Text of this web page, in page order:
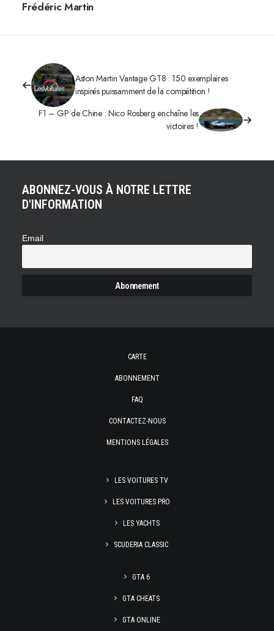
Frédéric Martin
Aston Martin Vantage GT8 : 150 exemplaires
inspirés puissamment de la compétition !
F1 – GP de Chine : Nico Rosberg enchaîne les
victoires !
ABONNEZ-VOUS À NOTRE LETTRE
D'INFORMATION
Email
CARTE
ABONNEMENT
FAQ
CONTACTEZ-NOUS
MENTIONS LÉGALES
LES VOITURES TV
LES VOITURES PRO
LES YACHTS
SCUDERIA CLASSIC
GTA 6
GTA CHEATS
GTA ONLINE